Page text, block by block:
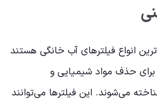
انواع فیلترهای آب خانگی هستند
حذف مواد شیمیایی و
می‌شوند. این فیلترها می‌توانند